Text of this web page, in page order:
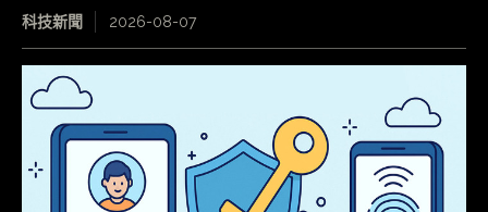
科技新聞 2026-08-07